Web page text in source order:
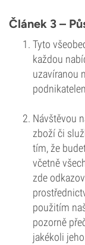
Článek 3 –
Tyto
každou
uzavíranou
Návštěvou
zboží či
tím, že
včetně
zde
použitím
pozorně
jakékoli